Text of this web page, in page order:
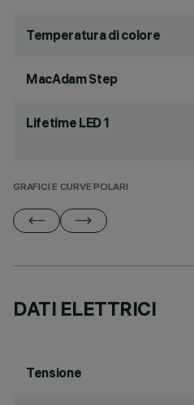
Temperatura di colore
MacAdam Step
Lifetime LED 1
GRAFICI E CURVE POLARI
DATI ELETTRICI
Tensione